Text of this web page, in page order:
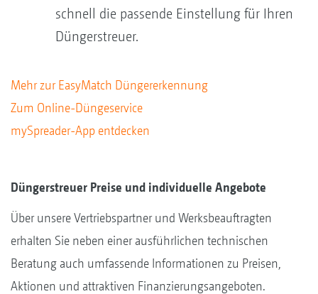
schnell die passende Einstellung für Ihren
Düngerstreuer.
Mehr zur EasyMatch Düngererkennung
Zum Online-Düngeservice
mySpreader-App entdecken
Düngerstreuer Preise und individuelle Angebote
Über unsere Vertriebspartner und Werksbeauftragten
erhalten Sie neben einer ausführlichen technischen
Beratung auch umfassende Informationen zu Preisen,
Aktionen und attraktiven Finanzierungsangeboten.